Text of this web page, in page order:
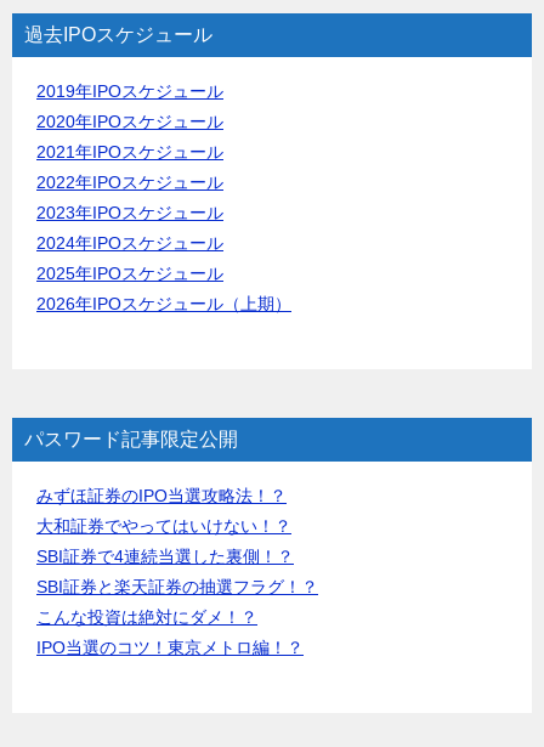
過去IPOスケジュール
2019年IPOスケジュール
2020年IPOスケジュール
2021年IPOスケジュール
2022年IPOスケジュール
2023年IPOスケジュール
2024年IPOスケジュール
2025年IPOスケジュール
2026年IPOスケジュール（上期）
パスワード記事限定公開
みずほ証券のIPO当選攻略法！？
大和証券でやってはいけない！？
SBI証券で4連続当選した裏側！？
SBI証券と楽天証券の抽選フラグ！？
こんな投資は絶対にダメ！？
IPO当選のコツ！東京メトロ編！？